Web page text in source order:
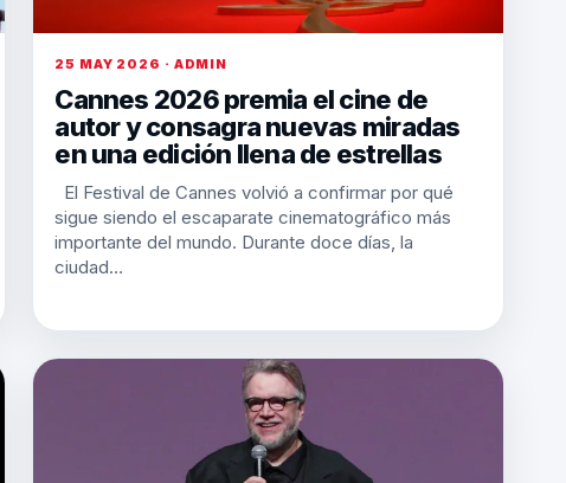
25 MAY 2026 · ADMIN
Cannes 2026 premia el cine de
autor y consagra nuevas miradas
en una edición llena de estrellas
El Festival de Cannes volvió a confirmar por qué
sigue siendo el escaparate cinematográfico más
importante del mundo. Durante doce días, la
ciudad…